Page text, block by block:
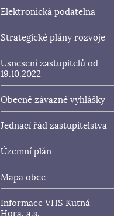
Elektronická podatelna
Strategické plány rozvoje
Usnesení zastupitelů od
19.10.2022
Obecně závazné vyhlášky
Jednací řád zastupitelstva
Územní plán
Mapa obce
Informace VHS Kutná
Hora, a.s.